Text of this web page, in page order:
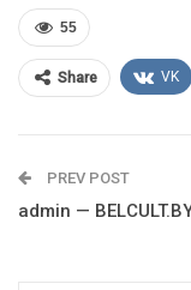
55
Share VK
PREV POST
admin —